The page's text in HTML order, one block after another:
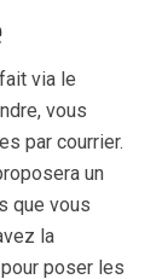
via le
vous
par courrier.
un
que vous
la
poser les